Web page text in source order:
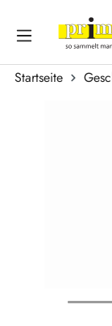
Zum Hauptinhalt
Startseite